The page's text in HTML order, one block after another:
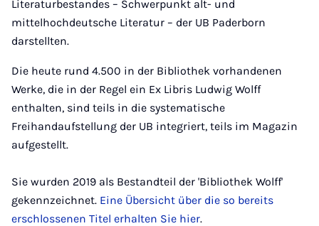
Literaturbestandes – Schwerpunkt alt- und
mittelhochdeutsche Literatur – der UB Paderborn
darstellten.
Die heute rund 4.500 in der Bibliothek vorhandenen
Werke, die in der Regel ein Ex Libris Ludwig Wolff
enthalten, sind teils in die systematische
Freihandaufstellung der UB integriert, teils im Magazin
aufgestellt.
Sie wurden 2019 als Bestandteil der 'Bibliothek Wolff'
gekennzeichnet. Eine Übersicht über die so bereits
erschlossenen Titel erhalten Sie hier.